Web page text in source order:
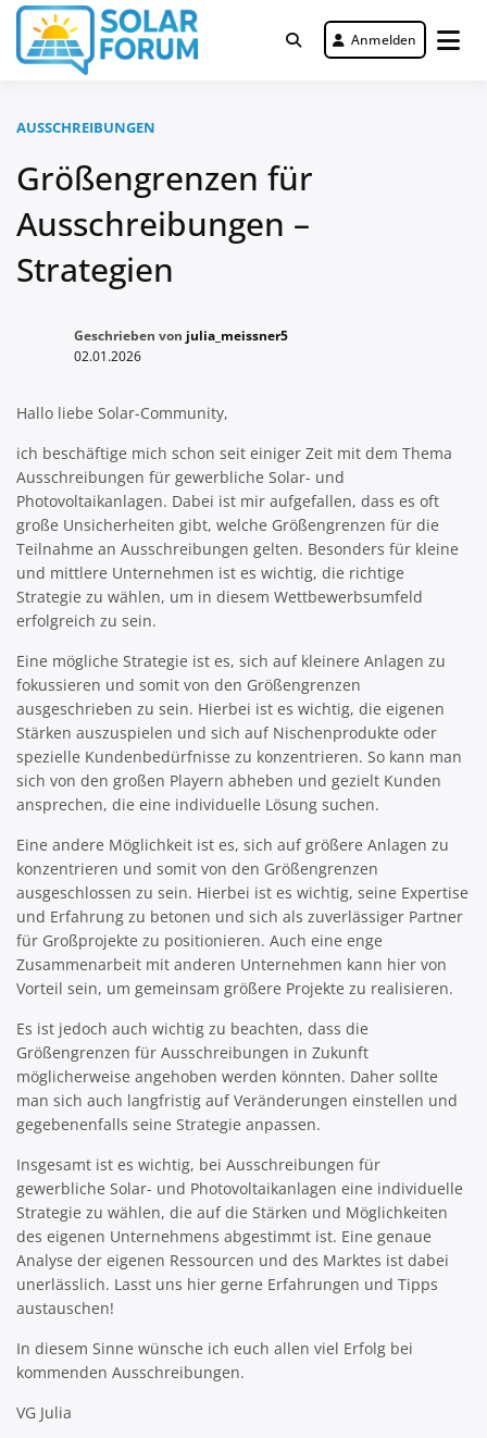
Zum
Inhalt
springen
Solar Forum
Deutschlandweit Nr. 1 Forum für
gewerbliche Solar Investments
Anmelden
AUSSCHREIBUNGEN
Größengrenzen für
Ausschreibungen –
Strategien
Geschrieben von julia_meissner5
02.01.2026
Hallo liebe Solar-Community,
ich beschäftige mich schon seit einiger Zeit mit dem Thema
Ausschreibungen für gewerbliche Solar- und
Photovoltaikanlagen. Dabei ist mir aufgefallen, dass es oft
große Unsicherheiten gibt, welche Größengrenzen für die
Teilnahme an Ausschreibungen gelten. Besonders für kleine
und mittlere Unternehmen ist es wichtig, die richtige
Strategie zu wählen, um in diesem Wettbewerbsumfeld
erfolgreich zu sein.
Eine mögliche Strategie ist es, sich auf kleinere Anlagen zu
fokussieren und somit von den Größengrenzen
ausgeschrieben zu sein. Hierbei ist es wichtig, die eigenen
Stärken auszuspielen und sich auf Nischenprodukte oder
spezielle Kundenbedürfnisse zu konzentrieren. So kann man
sich von den großen Playern abheben und gezielt Kunden
ansprechen, die eine individuelle Lösung suchen.
Eine andere Möglichkeit ist es, sich auf größere Anlagen zu
konzentrieren und somit von den Größengrenzen
ausgeschlossen zu sein. Hierbei ist es wichtig, seine Expertise
und Erfahrung zu betonen und sich als zuverlässiger Partner
für Großprojekte zu positionieren. Auch eine enge
Zusammenarbeit mit anderen Unternehmen kann hier von
Vorteil sein, um gemeinsam größere Projekte zu realisieren.
Es ist jedoch auch wichtig zu beachten, dass die
Größengrenzen für Ausschreibungen in Zukunft
möglicherweise angehoben werden könnten. Daher sollte
man sich auch langfristig auf Veränderungen einstellen und
gegebenenfalls seine Strategie anpassen.
Insgesamt ist es wichtig, bei Ausschreibungen für
gewerbliche Solar- und Photovoltaikanlagen eine individuelle
Strategie zu wählen, die auf die Stärken und Möglichkeiten
des eigenen Unternehmens abgestimmt ist. Eine genaue
Analyse der eigenen Ressourcen und des Marktes ist dabei
unerlässlich. Lasst uns hier gerne Erfahrungen und Tipps
austauschen!
In diesem Sinne wünsche ich euch allen viel Erfolg bei
kommenden Ausschreibungen.
VG Julia